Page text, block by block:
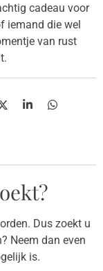
cadeau voor
iemand die wel
van rust
D
S
D
Dus zoekt u
Neem dan even
is.